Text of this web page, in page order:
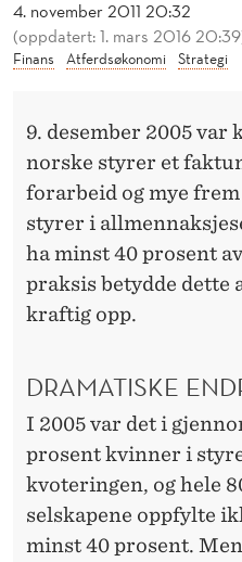
N
4. november 2011 20:32
(oppdatert: 1. mars 2016
Finans Atferdsøkonomi Strategi
9. desember 2005
norske styrer et
forarbeid og mye
styrer i
ha minst 40 prosent
praksis betydde dette
kraftig opp.
DRAMATISKE
I 2005 var det i
prosent kvinner i
kvoteringen, og hele
selskapene oppfylte
minst 40 prosent.